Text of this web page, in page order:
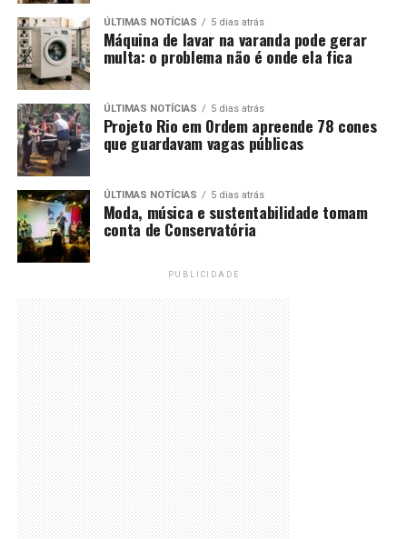
ÚLTIMAS NOTÍCIAS 5 dias atrás
Máquina de lavar na varanda pode gerar
multa: o problema não é onde ela fica
ÚLTIMAS NOTÍCIAS 5 dias atrás
Projeto Rio em Ordem apreende 78 cones
que guardavam vagas públicas
ÚLTIMAS NOTÍCIAS 5 dias atrás
Moda, música e sustentabilidade tomam
conta de Conservatória
PUBLICIDADE